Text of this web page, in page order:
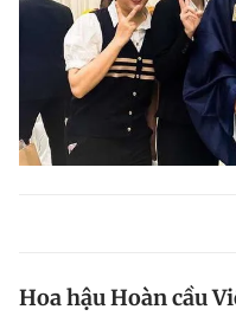
Hoa hậu Hoàn cầu